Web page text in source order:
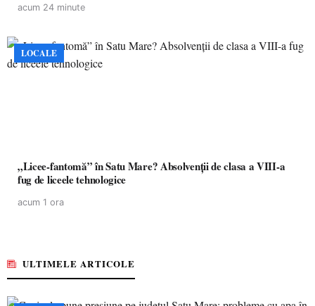
acum 24 minute
LOCALE
„Licee-fantomă” în Satu Mare? Absolvenții de clasa a VIII-a
fug de liceele tehnologice
acum 1 ora
ULTIMELE ARTICOLE